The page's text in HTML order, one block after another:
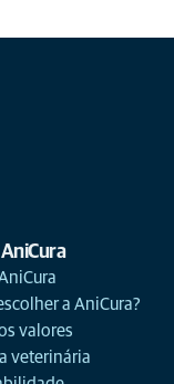
a AniCura?
valores
veterinária